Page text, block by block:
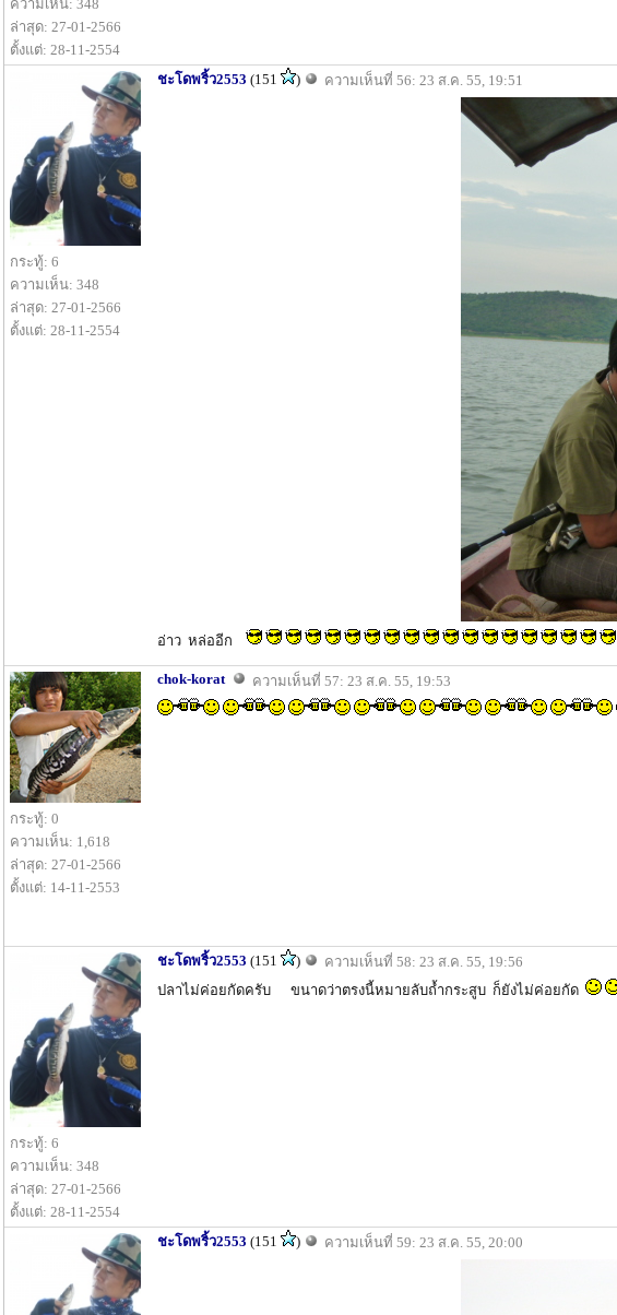
ความเห็น: 348
ล่าสุด: 27-01-2566
ตั้งแต่: 28-11-2554
กระทู้: 6
ความเห็น: 348
ล่าสุด: 27-01-2566
ตั้งแต่: 28-11-2554
ชะโดพริ้ว2553 (151 ) ความเห็นที่ 56: 23 ส.ค. 55, 19:51
อ่าว หล่ออีก
กระทู้: 0
ความเห็น: 1,618
ล่าสุด: 27-01-2566
ตั้งแต่: 14-11-2553
chok-korat ความเห็นที่ 57: 23 ส.ค. 55, 19:53
กระทู้: 6
ความเห็น: 348
ล่าสุด: 27-01-2566
ตั้งแต่: 28-11-2554
ชะโดพริ้ว2553 (151 )
ความเห็นที่ 58: 23 ส.ค. 55, 19:56
ปลาไม่ค่อยกัดครับ ขนาดว่าตรงนี้หมายลับถ้ำกระสูบ ก็ยังไม่ค่อยกัด
ชะโดพริ้ว2553 (151 ) ความเห็นที่ 59: 23 ส.ค. 55, 20:00